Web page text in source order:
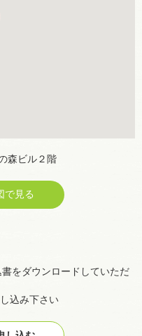
森ビル２階
で見る
をダウンロードしていただ
込み下さい